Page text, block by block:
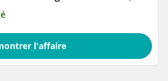
l'affaire